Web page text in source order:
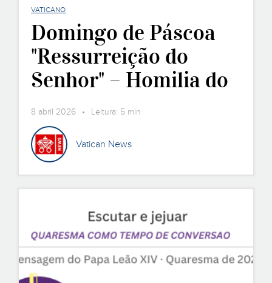
VATICANO
Domingo de Páscoa
"Ressurreição do
Senhor" – Homilia do
Papa Leão XIV
8 abril 2026 • Leitura: 5 min
Vatican News